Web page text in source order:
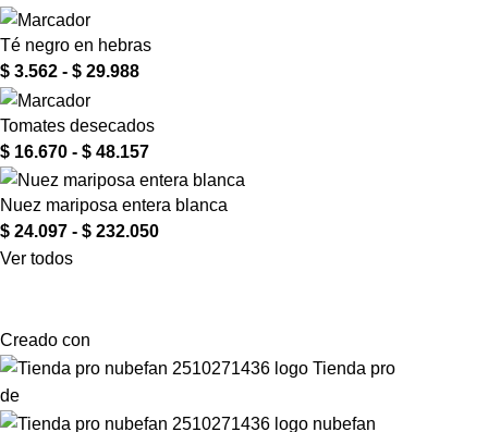
Té negro en hebras
$ 3.562 - $ 29.988
Tomates desecados
$ 16.670 - $ 48.157
Nuez mariposa entera blanca
$ 24.097 - $ 232.050
Ver todos
Creado con
de